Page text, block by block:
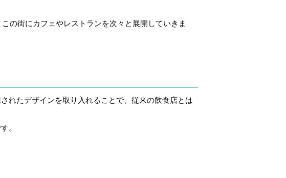
の街にカフェやレストランを次々と展開していきま
れたデザインを取り入れることで、従来の飲食店とは
。